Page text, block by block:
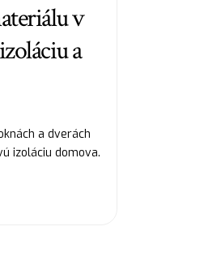
v
a
a dverách
izoláciu domova.